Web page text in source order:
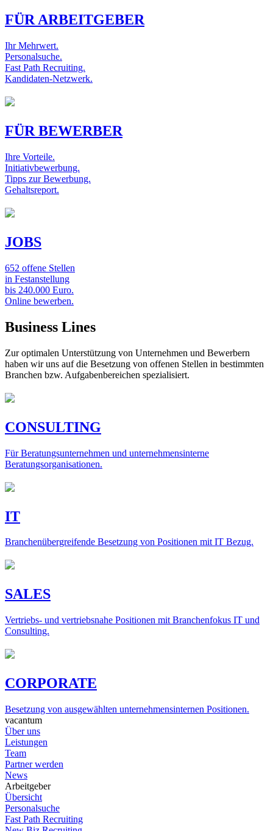
FÜR ARBEITGEBER
Ihr Mehrwert.
Personalsuche.
Fast Path Recruiting.
Kandidaten-Netzwerk.
FÜR BEWERBER
Ihre Vorteile.
Initiativbewerbung.
Tipps zur Bewerbung.
Gehaltsreport.
JOBS
652 offene Stellen
in Festanstellung
bis 240.000 Euro.
Online bewerben.
Business Lines
Zur optimalen Unterstützung von Unternehmen und Bewerbern
haben wir uns auf die Besetzung von offenen Stellen in bestimmten
Branchen bzw. Aufgabenbereichen spezialisiert.
CONSULTING
Für Beratungsunternehmen und unternehmensinterne
Beratungsorganisationen.
IT
Branchenübergreifende Besetzung von Positionen mit IT Bezug.
SALES
Vertriebs- und vertriebsnahe Positionen mit Branchenfokus IT und
Consulting.
CORPORATE
Besetzung von ausgewählten unternehmensinternen Positionen.
vacantum
Über uns
Leistungen
Team
Partner werden
News
Arbeitgeber
Übersicht
Personalsuche
Fast Path Recruiting